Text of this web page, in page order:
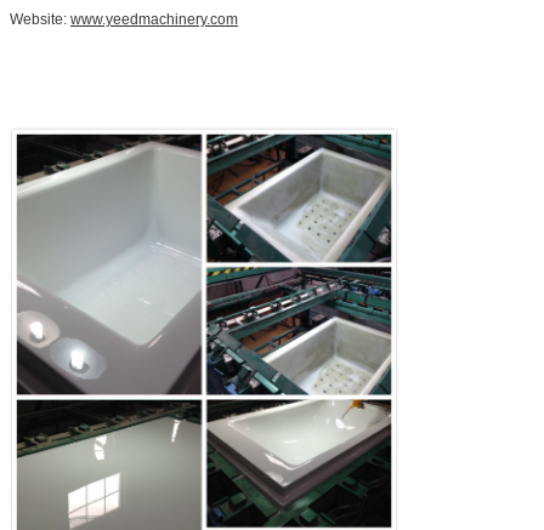
Website: www.yeedmachinery.com